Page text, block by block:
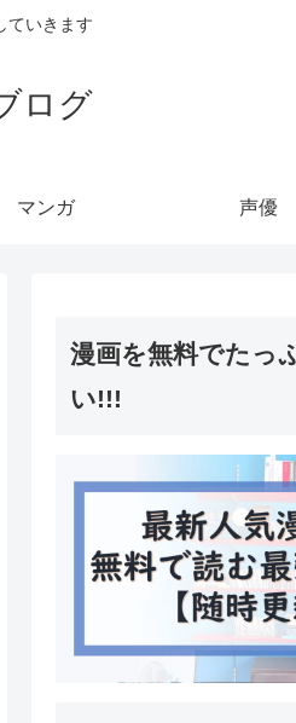
ていきます
ログ
マンガ 声優
漫画を無料でたっ
い!!!